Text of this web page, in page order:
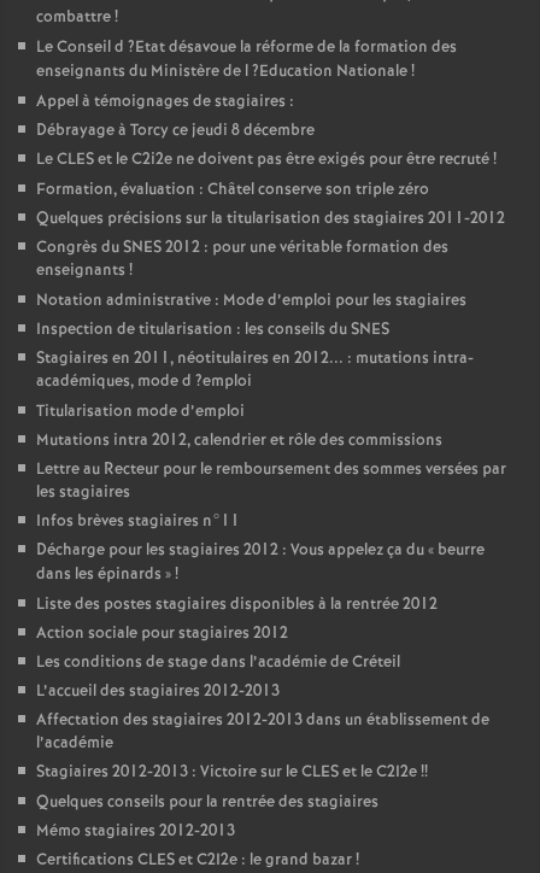
combattre!
Le Conseil d ?Etat désavoue la réforme de la formation des
enseignants du Ministère de l?Education Nationale!
Appel à témoignages de stagiaires :
Débrayage à Torcy ce jeudi 8 décembre
LeCLESet le C2i2e ne doivent pas être exigés pour être recruté!
Formation, évaluation : Châtel conserve son triple zéro
Quelques précisions sur la titularisation des stagiaires 2011-2012
Congrès duSNES2012 : pour une véritable formation des
enseignants !
Notation administrative : Mode d’emploi pour les stagiaires
Inspection de titularisation : les conseils duSNES
Stagiaires en 2011, néotitulaires en 2012... : mutations intra-
académiques, mode d ?emploi
Titularisation mode d’emploi
Mutations intra 2012, calendrier et rôle des commissions
Lettre au Recteur pour le remboursement des sommes versées par
les stagiaires
Infos brèves stagiaires n°11
Décharge pour les stagiaires 2012 : Vous appelez ça du « beurre
dans les épinards »!
Liste des postes stagiaires disponibles à la rentrée 2012
Action sociale pour stagiaires 2012
Les conditions de stage dans l’académie de Créteil
L’accueil des stagiaires 2012-2013
Affectation des stagiaires 2012-2013 dans un établissement de
l’académie
Stagiaires 2012-2013 : Victoire sur leCLESet le C2I2e!!
Quelques conseils pour la rentrée des stagiaires
Mémo stagiaires 2012-2013
Certifications CLESet C2I2e : le grand bazar!